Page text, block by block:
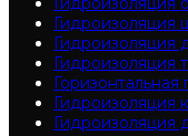
Гидроизоляция
Гидроизоляция
Гидроизоляция
Гидроизоляция
Гидроизоляция